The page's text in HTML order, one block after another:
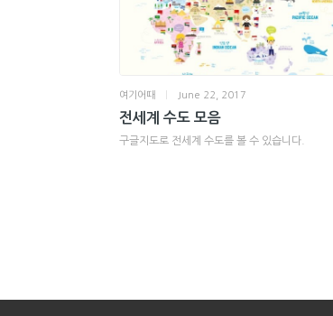
여기어때 June 22, 2017
전세계 수도 모음
구글지도로 전세계 수도를 볼 수 있습니다.